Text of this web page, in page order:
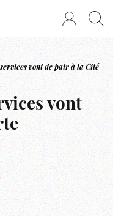
vont de pair à la Cité
vont